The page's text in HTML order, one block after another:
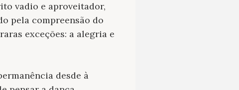
vadio e aproveitador,
pela compreensão do
exceções: a alegria e
desde à